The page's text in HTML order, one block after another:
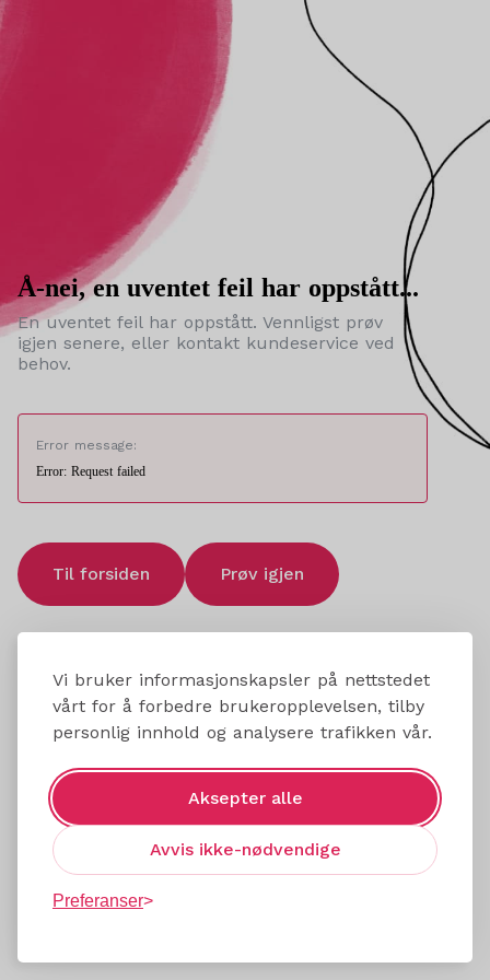
Vi bruker informasjonskapsler på nettstedet
vårt for å forbedre brukeropplevelsen, tilby
personlig innhold og analysere trafikken vår.
Aksepter alle
Avvis ikke-nødvendige
Preferanser
Å-nei, en uventet feil har oppstått...
En uventet feil har oppstått. Vennligst prøv
igjen senere, eller kontakt kundeservice ved
behov.
Error message:
Error: Request failed
Til forsiden Prøv igjen